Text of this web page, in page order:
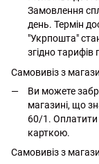
Замовлення
день. Термін
"Укрпошта"
згідно тарифів
Самовивіз з
Ви можете
магазині, що
60/1.
карткою.
Самовивіз з